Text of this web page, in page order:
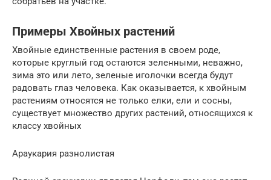
Примеры Хвойных растений
Хвойные единственные растения в своем роде,
которые круглый год остаются зеленными, неважно,
зима это или лето, зеленые иголочки всегда будут
радовать глаз человека. Как оказывается, к хвойным
растениям относятся не только елки, ели и сосны,
существует множество других растений, относящихся к
классу хвойных
Араукария разнолистая